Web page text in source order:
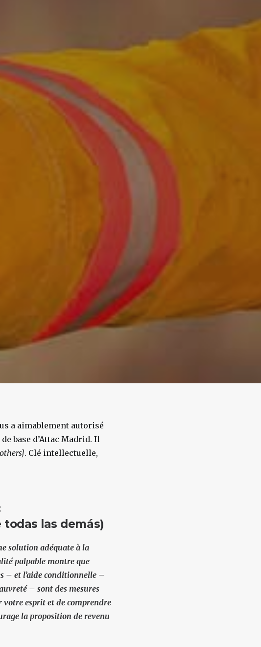
a aimablement autorisé
base d’Attac Madrid. Il
. Clé intellectuelle,
todas las demás)
solution adéquate à la
palpable montre que
– et l’aide conditionnelle –
– sont des mesures
votre esprit et de comprendre
la proposition de revenu